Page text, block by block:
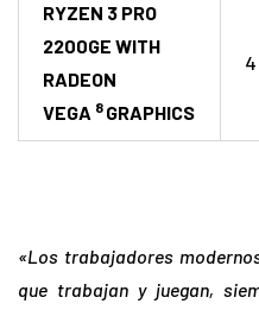
RYZEN 3 PRO
2200GE WITH
RADEON
VEGA 8 GRAPHICS
4
«Los trabajadores
que trabajan y juegan,